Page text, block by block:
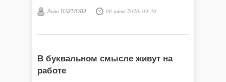
Анна НАУМОВА 06 июня 2020, 09:30
В буквальном смысле живут на
работе